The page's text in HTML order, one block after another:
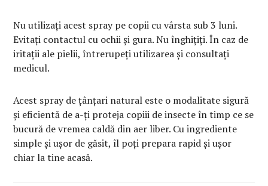
Nu utilizați acest spray pe copii cu vârsta sub 3 luni.
Evitați contactul cu ochii și gura. Nu înghițiți. În caz de
iritații ale pielii, întrerupeți utilizarea și consultați
medicul.
Acest spray de țânțari natural este o modalitate sigură
și eficientă de a-ți proteja copiii de insecte în timp ce se
bucură de vremea caldă din aer liber. Cu ingrediente
simple și ușor de găsit, îl poți prepara rapid și ușor
chiar la tine acasă.